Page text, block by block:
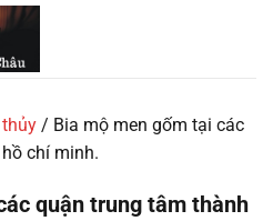
/ Bia mộ men gốm tại các
chí minh.
quận trung tâm thành